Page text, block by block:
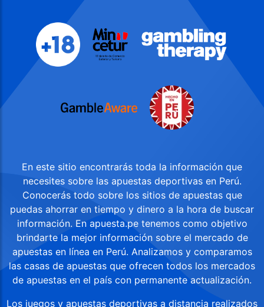
En este sitio encontrarás toda la información que
necesites sobre las apuestas deportivas en Perú.
Conocerás todo sobre los sitios de apuestas que
puedas ahorrar en tiempo y dinero a la hora de buscar
información. En apuesta.pe tenemos como objetivo
brindarte la mejor información sobre el mercado de
apuestas en línea en Perú. Analizamos y comparamos
las casas de apuestas que ofrecen todos los mercados
de apuestas en el país con permanente actualización.
Los juegos y apuestas deportivas a distancia realizados